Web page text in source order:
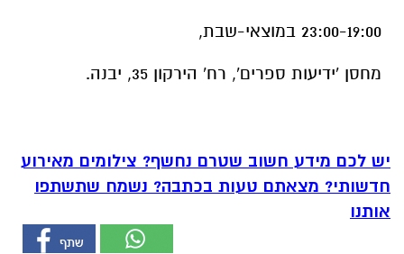
23:00-19:00 במוצאי-שבת,
מחסן 'ידיעות ספרים', רח' הירקון 35, יבנה.
יש לכם מידע חשוב שטרם נחשף? צילומים מאירוע
חדשותי? מצאתם טעות בכתבה? נשמח שתשתפו
אותנו